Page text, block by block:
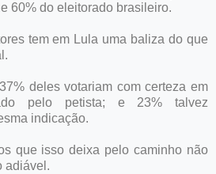
60% do eleitorado brasileiro.
tem em Lula uma baliza do que
deles votariam com certeza em
pelo petista; e 23% talvez
indicação.
que isso deixa pelo caminho não
adiável.